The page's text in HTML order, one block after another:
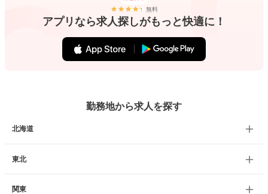
無料
アプリなら求人探しがもっと快適に！
勤務地から求人を探す
北海道
東北
関東